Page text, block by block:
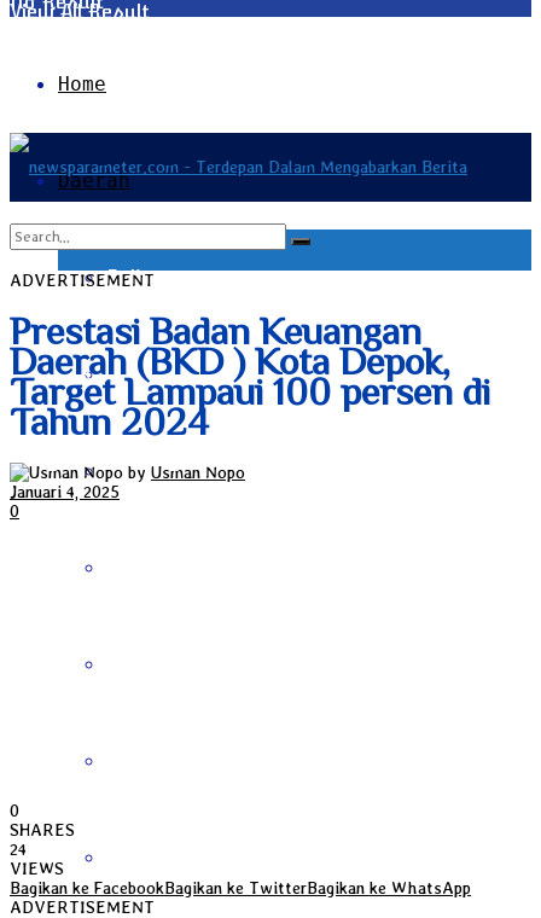
View All Result
Home
Daerah
Bali
Bangka Belitung
Banten
View All Result
ADVERTISEMENT
Prestasi Badan Keuangan
Daerah (BKD ) Kota Depok,
Target Lampaui 100 persen di
Tahun 2024
by Usman Nopo
Januari 4, 2025
0
0
SHARES
24
VIEWS
Bagikan ke FacebookBagikan ke TwitterBagikan ke WhatsApp
ADVERTISEMENT